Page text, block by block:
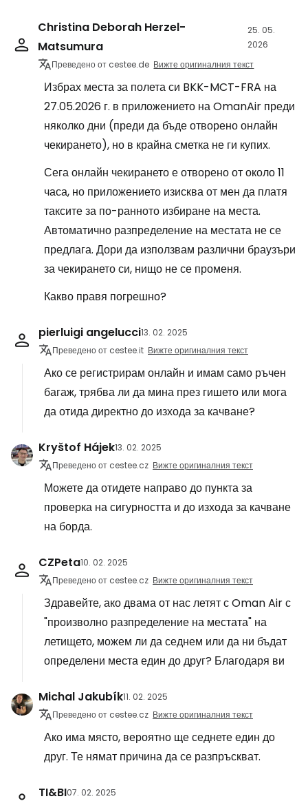
Christina Deborah Herzel-
Matsumura
25. 05.
2026
Преведено от cestee.de Вижте оригиналния текст
Избрах места за полета си BKK-MCT-FRA на
27.05.2026 г. в приложението на OmanAir преди
няколко дни (преди да бъде отворено онлайн
чекирането), но в крайна сметка не ги купих.
Сега онлайн чекирането е отворено от около 11
часа, но приложението изисква от мен да платя
таксите за по-ранното избиране на места.
Автоматично разпределение на местата не се
предлага. Дори да използвам различни браузъри
за чекирането си, нищо не се променя.
Какво правя погрешно?
pierluigi angelucci13. 02. 2025
Преведено от cestee.it Вижте оригиналния текст
Ако се регистрирам онлайн и имам само ръчен
багаж, трябва ли да мина през гишето или мога
да отида директно до изхода за качване?
Kryštof Hájek13. 02. 2025
Преведено от cestee.cz Вижте оригиналния текст
Можете да отидете направо до пункта за
проверка на сигурността и до изхода за качване
на борда.
CZPeta10. 02. 2025
Преведено от cestee.cz Вижте оригиналния текст
Здравейте, ако двама от нас летят с Oman Air с
"произволно разпределение на местата" на
летището, можем ли да седнем или да ни бъдат
определени места един до друг? Благодаря ви
Michal Jakubík11. 02. 2025
Преведено от cestee.cz Вижте оригиналния текст
Ако има място, вероятно ще седнете един до
друг. Те нямат причина да се разпръскват.
TI&BI07. 02. 2025